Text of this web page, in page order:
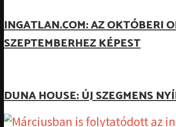
INGATLAN.COM: AZ OKTÓBERI
SZEPTEMBERHEZ KÉPEST
DUNA HOUSE: ÚJ SZEGMENS